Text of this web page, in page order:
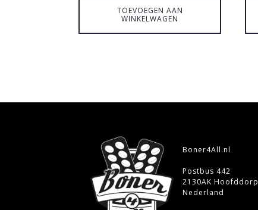
TOEVOEGEN AAN
WINKELWAGEN
Boner4All.nl
Postbus 442
2130AK Hoofddorp
Nederland